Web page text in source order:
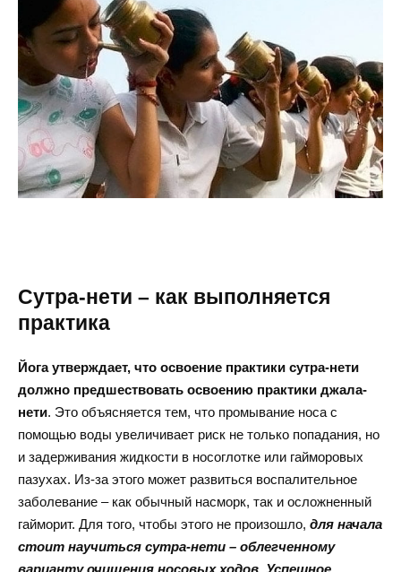
Сутра-нети – как выполняется
практика
Йога утверждает, что освоение практики сутра-нети
должно предшествовать освоению практики джала-
нети. Это объясняется тем, что промывание носа с
помощью воды увеличивает риск не только попадания, но
и задерживания жидкости в носоглотке или гайморовых
пазухах. Из-за этого может развиться воспалительное
заболевание – как обычный насморк, так и осложненный
гайморит. Для того, чтобы этого не произошло, для начала
стоит научиться сутра-нети – облегченному